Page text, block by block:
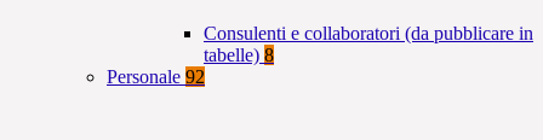
Consulenti e collaboratori (da pubblicare in
tabelle) 8
Personale 92